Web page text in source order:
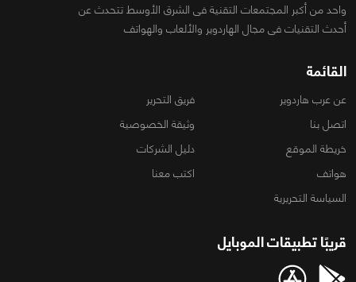
واحد من أكبر المجتمعات التقنية فى الشرق الأوسط تتحدث عن
أحدث التقنيات فى مجال الهاردوير والألعاب والهواتف
القائمة
عن عرب هاردوير
فريق التحرير
اتصل بنا
وثيقة الخصوصية
خريطة الموقع
دليل الشركات
هواتف
اكتب معنا
السياسة التحريرية
قريبًا تطبيقات الموبايل